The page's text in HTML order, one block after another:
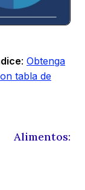
: Obtenga
tabla de